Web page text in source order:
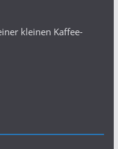
kleinen Kaffee-